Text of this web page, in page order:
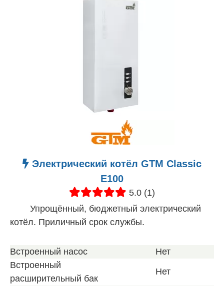
Электрический котёл GTM Classic
E100
5.0 (1)
Упрощённый, бюджетный электрический
котёл. Приличный срок службы.
Встроенный насос
Нет
Встроенный
расширительный бак
Нет